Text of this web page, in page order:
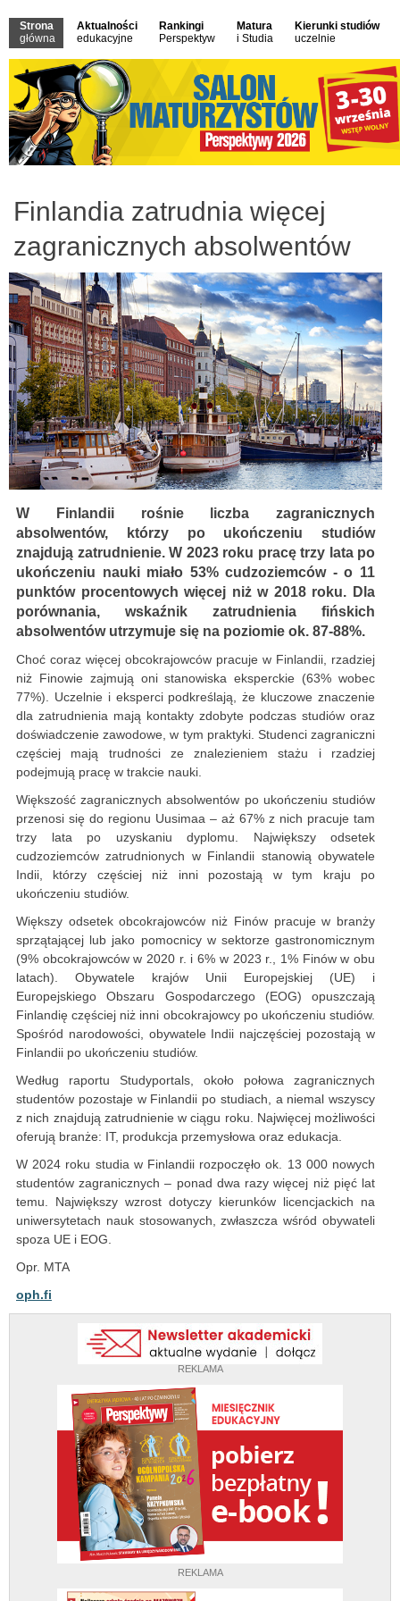
Strona
główna
Aktualności
edukacyjne
Rankingi
Perspektyw
Matura
i Studia
Kierunki studiów
uczelnie
REKLAMA
REKLAMA
Finlandia zatrudnia więcej
zagranicznych absolwentów
W Finlandii rośnie liczba zagranicznych
absolwentów, którzy po ukończeniu studiów
znajdują zatrudnienie. W 2023 roku pracę trzy lata po
ukończeniu nauki miało 53% cudzoziemców - o 11
punktów procentowych więcej niż w 2018 roku. Dla
porównania, wskaźnik zatrudnienia fińskich
absolwentów utrzymuje się na poziomie ok. 87-88%.
Choć coraz więcej obcokrajowców pracuje w Finlandii, rzadziej
niż Finowie zajmują oni stanowiska eksperckie (63% wobec
77%). Uczelnie i eksperci podkreślają, że kluczowe znaczenie
dla zatrudnienia mają kontakty zdobyte podczas studiów oraz
doświadczenie zawodowe, w tym praktyki. Studenci zagraniczni
częściej mają trudności ze znalezieniem stażu i rzadziej
podejmują pracę w trakcie nauki.
Większość zagranicznych absolwentów po ukończeniu studiów
przenosi się do regionu Uusimaa – aż 67% z nich pracuje tam
trzy lata po uzyskaniu dyplomu. Największy odsetek
cudzoziemców zatrudnionych w Finlandii stanowią obywatele
Indii, którzy częściej niż inni pozostają w tym kraju po
ukończeniu studiów.
Większy odsetek obcokrajowców niż Finów pracuje w branży
sprzątającej lub jako pomocnicy w sektorze gastronomicznym
(9% obcokrajowców w 2020 r. i 6% w 2023 r., 1% Finów w obu
latach). Obywatele krajów Unii Europejskiej (UE) i
Europejskiego Obszaru Gospodarczego (EOG) opuszczają
Finlandię częściej niż inni obcokrajowcy po ukończeniu studiów.
Spośród narodowości, obywatele Indii najczęściej pozostają w
Finlandii po ukończeniu studiów.
Według raportu Studyportals, około połowa zagranicznych
studentów pozostaje w Finlandii po studiach, a niemal wszyscy
z nich znajdują zatrudnienie w ciągu roku. Najwięcej możliwości
oferują branże: IT, produkcja przemysłowa oraz edukacja.
W 2024 roku studia w Finlandii rozpoczęło ok. 13 000 nowych
studentów zagranicznych – ponad dwa razy więcej niż pięć lat
temu. Największy wzrost dotyczy kierunków licencjackich na
uniwersytetach nauk stosowanych, zwłaszcza wśród obywateli
spoza UE i EOG.
Opr. MTA
oph.fi